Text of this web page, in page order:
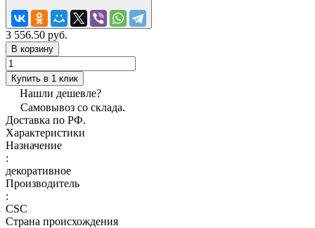
3 556.50 руб.
В корзину
Купить в 1 клик
Нашли дешевле?
Самовывоз со склада.
Доставка по РФ.
Характеристики
Назначение
:
декоративное
Производитель
:
CSC
Страна происхождения